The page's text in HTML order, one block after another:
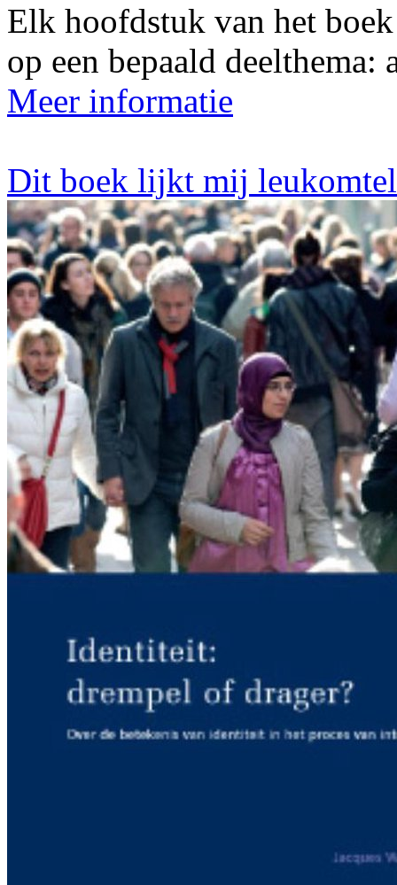
Elk hoofdstuk van het
op een bepaald deelthema:
Meer informatie
Dit boek lijkt mij